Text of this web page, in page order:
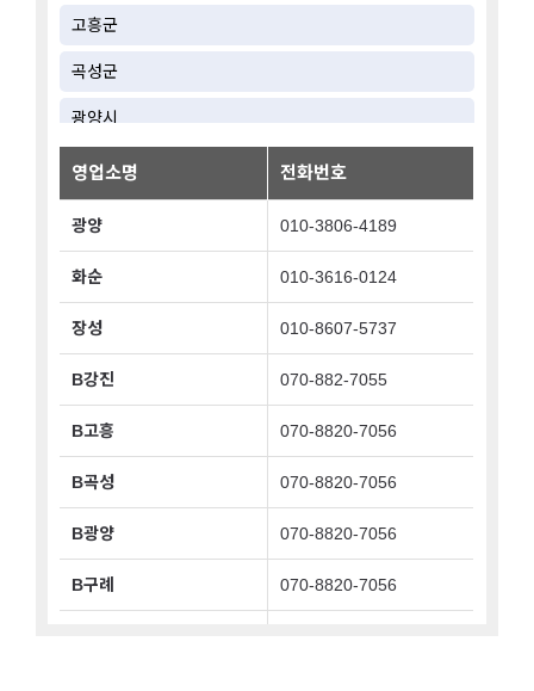
고흥군
곡성군
광양시
구례군
담양군
목포시
무안군
순천시
신안군
여수시
영광군
영업소명 전화번호
광양 010-3806-4189
화순 010-3616-0124
장성 010-8607-5737
B강진 070-882-7055
B고흥 070-8820-7056
B곡성 070-8820-7056
B광양 070-8820-7056
B구례 070-8820-7056